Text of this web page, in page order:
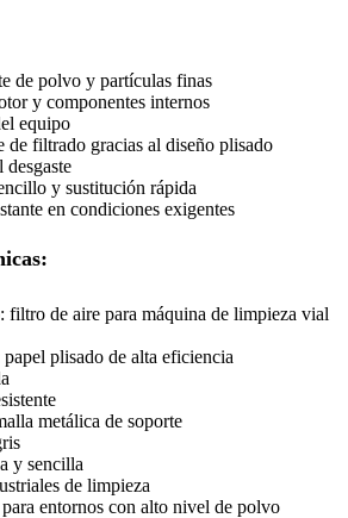
de polvo y partículas finas
y componentes internos
equipo
de filtrado gracias al diseño plisado
desgaste
y sustitución rápida
en condiciones exigentes
filtro de aire para máquina de limpieza vial
plisado de alta eficiencia
metálica de soporte
y sencilla
de limpieza
entornos con alto nivel de polvo